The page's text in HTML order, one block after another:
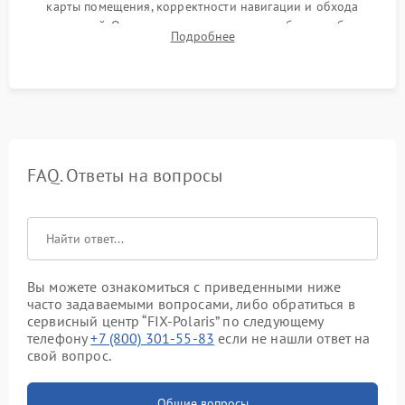
карты помещения, корректности навигации и обхода
препятствий. Оценка силы всасывания и работы турбины.
Тестирование автоматического возврата на док-станцию и
Подробнее
FAQ. Ответы на вопросы
Вы можете ознакомиться с приведенными ниже
часто задаваемыми вопросами, либо обратиться в
сервисный центр “FIX-Polaris” по следующему
телефону+7 (800) 301-55-83 если не нашли ответ на
свой вопрос.